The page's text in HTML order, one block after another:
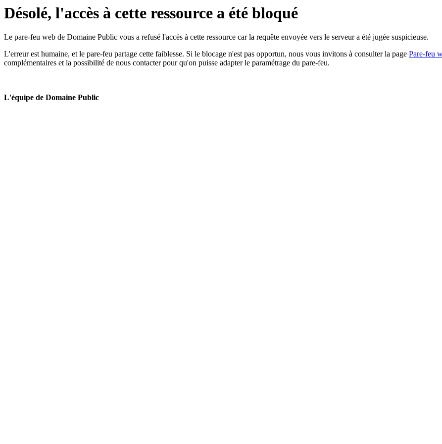
Désolé, l'accès à cette ressource a été bloqué
Le pare-feu web de Domaine Public vous a refusé l'accès à cette ressource car la requête envoyée vers le serveur a été jugée suspicieuse.
L'erreur est humaine, et le pare-feu partage cette faiblesse. Si le blocage n'est pas opportun, nous vous invitons à consulter la page Pare-feu
complémentaires et la possibilité de nous contacter pour qu'on puisse adapter le paramétrage du pare-feu.
L'équipe de Domaine Public